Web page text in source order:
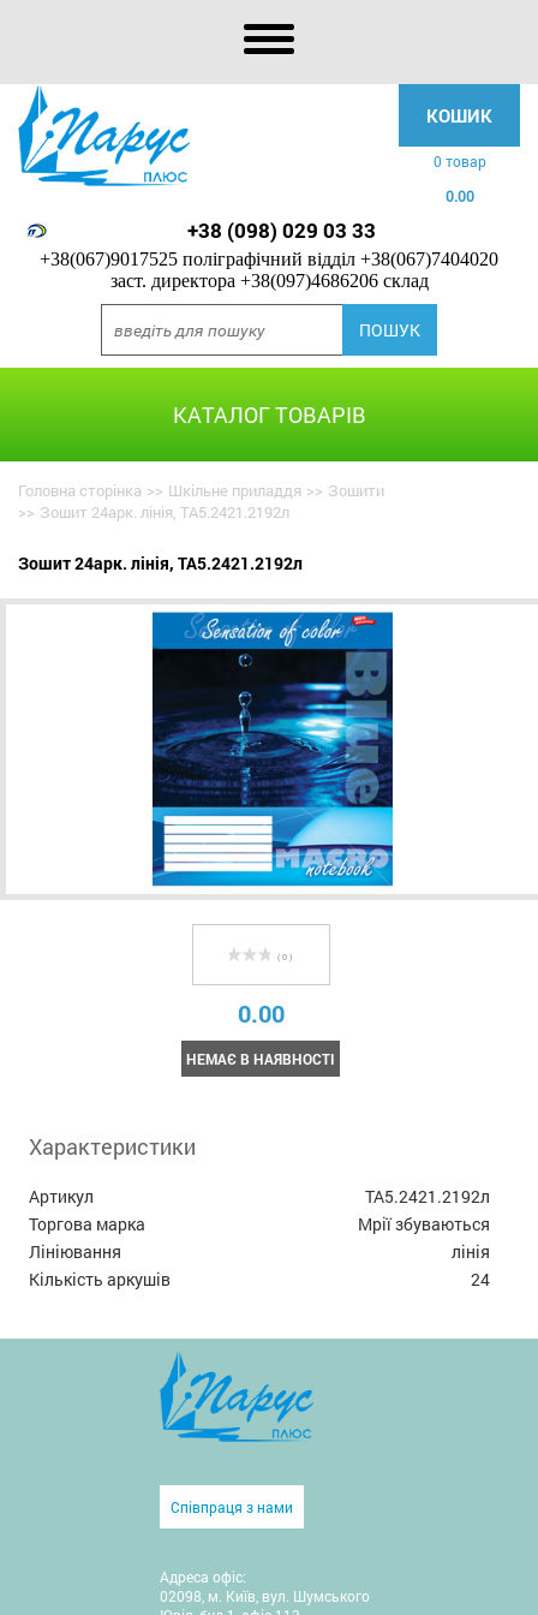
КОШИК
0 товар
0.00
+38 (098) 029 03 33
+38(067)9017525 поліграфічний відділ +38(067)7404020
заст. директора +38(097)4686206 склад
КАТАЛОГ ТОВАРІВ
Головна сторінка >> Шкільне приладдя >> Зошити
>> Зошит 24арк. лінія, ТА5.2421.2192л
Зошит 24арк. лінія, ТА5.2421.2192л
( 0 )
0.00
НЕМАЄ В НАЯВНОСТІ
Характеристики
Артикул
ТА5.2421.2192л
Торгова марка
Мрії збуваються
Лініювання
лінія
Кількість аркушів
24
Співпраця з нами
Адреса офіс:
02098, м. Київ, вул. Шумського